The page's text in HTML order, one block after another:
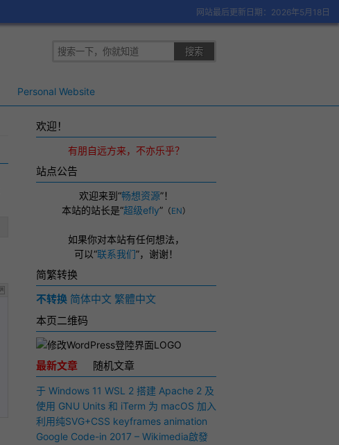
网站最后更新日期：2026年5月18日
Personal Website
欢迎！
有朋自远方来，不亦乐乎？
站点公告
欢迎来到“畅想资源”！
本站的站长是“超级efly” （EN）
如果你对本站有任何想法，
可以“联系我们”， 谢谢！
简繁转换
不转换 简体中文 繁體中文
本页二维码
最新文章 随机文章
于 Windows 11 WSL 2 搭建 Apache 2 及
PHP 7 开发环境
使用 GNU Units 和 iTerm 为 macOS 加入
快捷多功能计算器
利用纯SVG+CSS keyframes animation
动画实现手写毛笔字（书法）效果
Google Code-in 2017 – Wikimedia啟發